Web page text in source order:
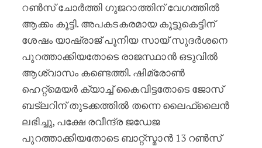
റൺസ് ചോർത്തി ഗുജറാത്തിന് വേഗത്തിൽ
ആക്കം കൂട്ടി. അപകടകരമായ കൂട്ടുകെട്ടിന്
ശേഷം യാഷ്‌രാജ് പൂനിയ സായ് സുദർശനെ
പുറത്താക്കിയതോടെ രാജസ്ഥാൻ ഒടുവിൽ
ആശ്വാസം കണ്ടെത്തി. ഷിമ്രോൺ
ഹെറ്റ്മെയർ ക്യാച്ച് കൈവിട്ടതോടെ ജോസ്
ബട്‌ലറിന് തുടക്കത്തിൽ തന്നെ ലൈഫ്‌ലൈൻ
ലഭിച്ചു, പക്ഷേ രവീന്ദ്ര ജഡേജ
പുറത്താക്കിയതോടെ ബാറ്റ്‌സ്മാൻ 13 റൺസ്